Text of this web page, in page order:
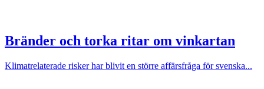
Bränder och torka ritar om vinkartan
Klimatrelaterade risker har blivit en större affärsfråga för svenska...